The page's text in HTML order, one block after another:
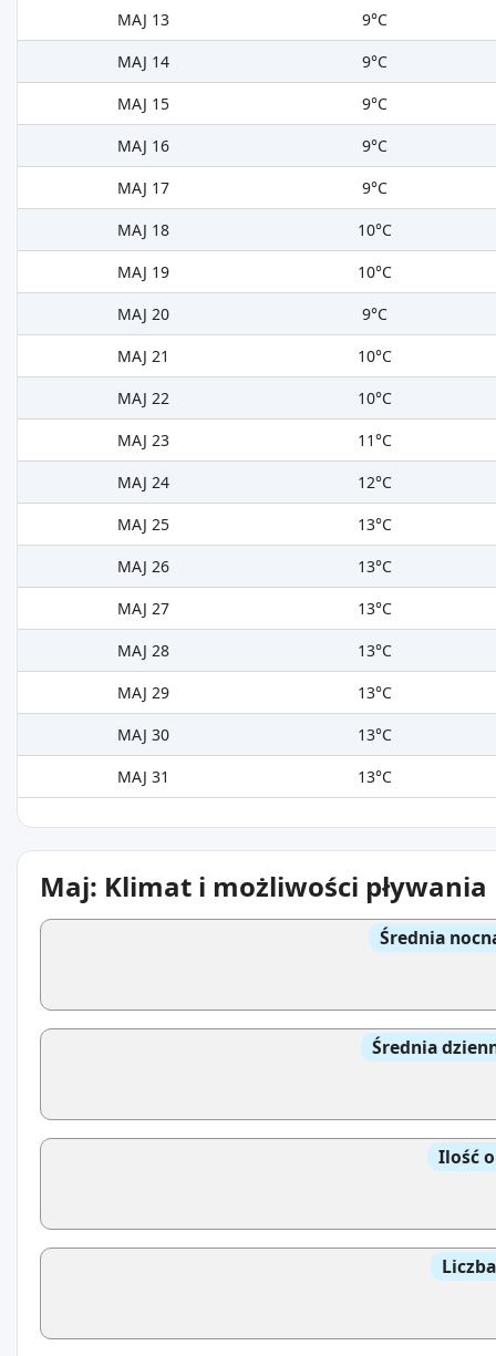
MAJ 13
9°C
MAJ 14
9°C
MAJ 15
9°C
MAJ 16
9°C
MAJ 17
9°C
MAJ 18
10°C
MAJ 19
10°C
MAJ 20
9°C
MAJ 21
10°C
MAJ 22
10°C
MAJ 23
11°C
MAJ 24
12°C
MAJ 25
13°C
MAJ 26
13°C
MAJ 27
13°C
MAJ 28
13°C
MAJ 29
13°C
MAJ 30
13°C
MAJ 31
13°C
Maj: Klimat i możliwości pływania
Średnia
Średnia
Ilość